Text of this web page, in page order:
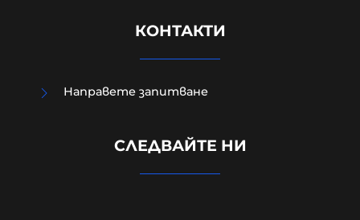
център за наблюдение на данни
КОНТАКТИ
Направете запитване
СЛЕДВАЙТЕ НИ